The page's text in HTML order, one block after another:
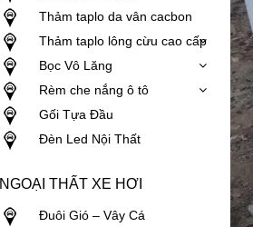
Thảm taplo da vân cacbon
Thảm taplo lông cừu cao cấp
Bọc Vô Lăng
Rèm che nắng ô tô
Gối Tựa Đầu
Đèn Led Nội Thất
NGOẠI THẤT XE HƠI
Đuôi Gió – Vây Cá